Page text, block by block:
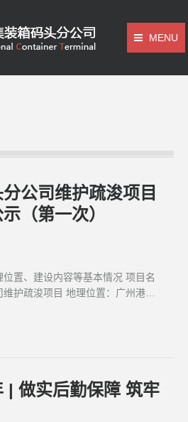
MENU
公司维护疏浚项目
（第一次）
位置、建设内容等基本情况 项目名
维护疏浚项目 地理位置：广州港…
| 做实后勤保障 筑牢